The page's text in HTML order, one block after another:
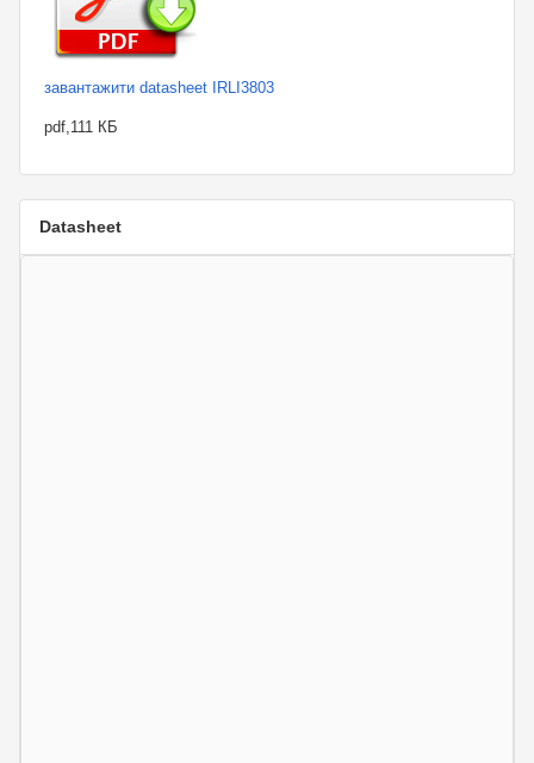
завантажити datasheet IRLI3803
pdf,111 КБ
Datasheet